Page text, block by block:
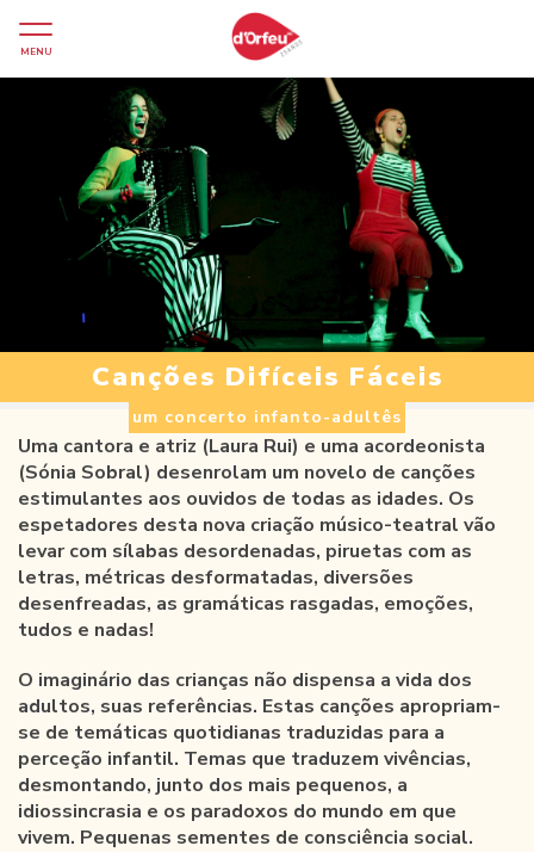
MENU
Canções Difíceis Fáceis
um concerto infanto-adultês
Uma cantora e atriz (Laura Rui) e uma acordeonista
(Sónia Sobral) desenrolam um novelo de canções
estimulantes aos ouvidos de todas as idades. Os
espetadores desta nova criação músico-teatral vão
levar com sílabas desordenadas, piruetas com as
letras, métricas desformatadas, diversões
desenfreadas, as gramáticas rasgadas, emoções,
tudos e nadas!
O imaginário das crianças não dispensa a vida dos
adultos, suas referências. Estas canções apropriam-
se de temáticas quotidianas traduzidas para a
perceção infantil. Temas que traduzem vivências,
desmontando, junto dos mais pequenos, a
idiossincrasia e os paradoxos do mundo em que
vivem. Pequenas sementes de consciência social.